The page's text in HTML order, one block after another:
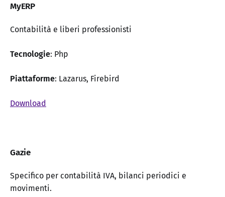
MyERP
Contabilità e liberi professionisti
Tecnologie: Php
Piattaforme: Lazarus, Firebird
Download
Gazie
Specifico per contabilità IVA, bilanci periodici e
movimenti.